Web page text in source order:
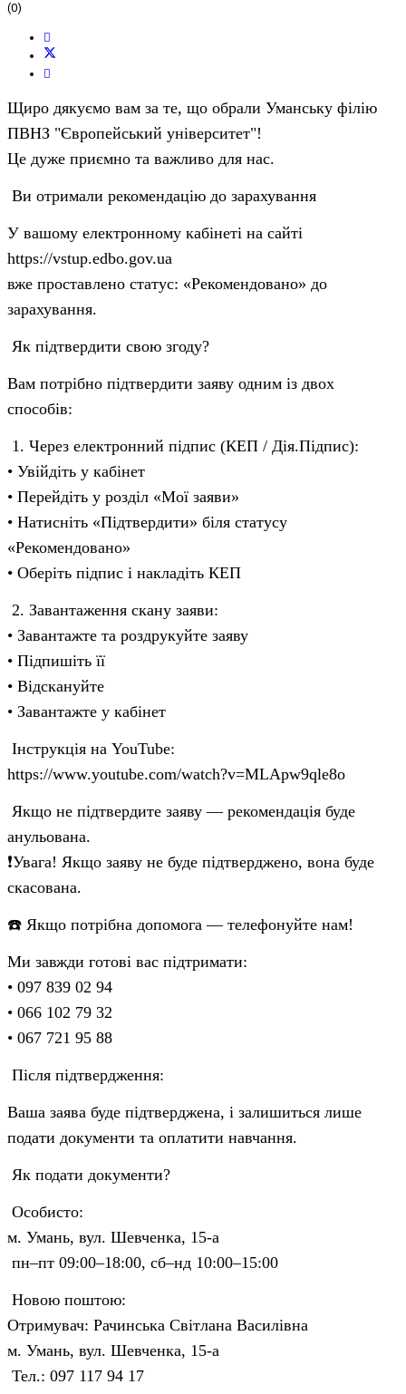
(0)
Щиро дякуємо вам за те, що обрали Уманську філію
ПВНЗ "Європейський університет"!
Це дуже приємно та важливо для нас.
Ви отримали рекомендацію до зарахування
У вашому електронному кабінеті на сайті
https://vstup.edbo.gov.ua
вже проставлено статус: «Рекомендовано» до
зарахування.
Як підтвердити свою згоду?
Вам потрібно підтвердити заяву одним із двох
способів:
1. Через електронний підпис (КЕП / Дія.Підпис):
• Увійдіть у кабінет
• Перейдіть у розділ «Мої заяви»
• Натисніть «Підтвердити» біля статусу
«Рекомендовано»
• Оберіть підпис і накладіть КЕП
2. Завантаження скану заяви:
• Завантажте та роздрукуйте заяву
• Підпишіть її
• Відскануйте
• Завантажте у кабінет
Інструкція на YouTube:
https://www.youtube.com/watch?v=MLApw9qle8o
Якщо не підтвердите заяву — рекомендація буде
анульована.
❗️Увага! Якщо заяву не буде підтверджено, вона буде
скасована.
☎️ Якщо потрібна допомога — телефонуйте нам!
Ми завжди готові вас підтримати:
• 097 839 02 94
• 066 102 79 32
• 067 721 95 88
Після підтвердження:
Ваша заява буде підтверджена, і залишиться лише
подати документи та оплатити навчання.
Як подати документи?
Особисто:
м. Умань, вул. Шевченка, 15-а
пн–пт 09:00–18:00, сб–нд 10:00–15:00
Новою поштою:
Отримувач: Рачинська Світлана Василівна
м. Умань, вул. Шевченка, 15-а
Тел.: 097 117 94 17